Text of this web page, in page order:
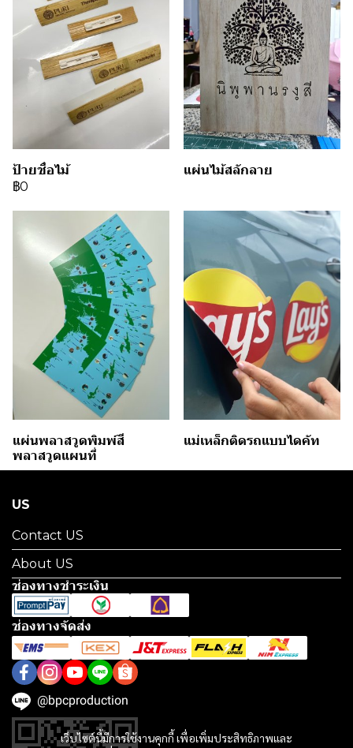
ป้ายชื่อไม้
฿0
แผ่นไม้สลักลาย
แผ่นพลาสวูดพิมพ์สี
พลาสวูดแผนที่
แม่เหล็กติดรถแบบไดคัท
เว็บไซต์นี้มีการใช้งานคุกกี้ เพื่อเพิ่มประสิทธิภาพและ
US
Contact US
About US
ช่องทางชำระเงิน
ช่องทางจัดส่ง
@bpcproduction